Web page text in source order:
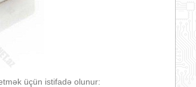
üçün istifadə olunur: